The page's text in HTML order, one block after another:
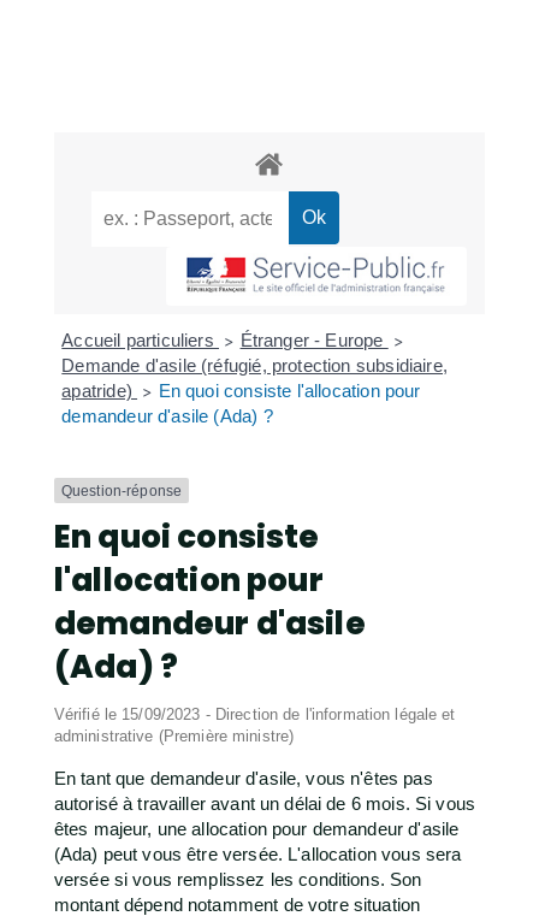
Accueil particuliers > Étranger - Europe >
Demande d'asile (réfugié, protection subsidiaire,
apatride)
> En quoi consiste l'allocation pour
demandeur d'asile (Ada) ?
Question-réponse
En quoi consiste
l'allocation pour
demandeur d'asile
(Ada) ?
Vérifié le 15/09/2023 - Direction de l'information légale et
administrative (Première ministre)
En tant que demandeur d'asile, vous n'êtes pas
autorisé à travailler avant un délai de 6 mois. Si vous
êtes majeur, une allocation pour demandeur d'asile
(Ada) peut vous être versée. L'allocation vous sera
versée si vous remplissez les conditions. Son
montant dépend notamment de votre situation